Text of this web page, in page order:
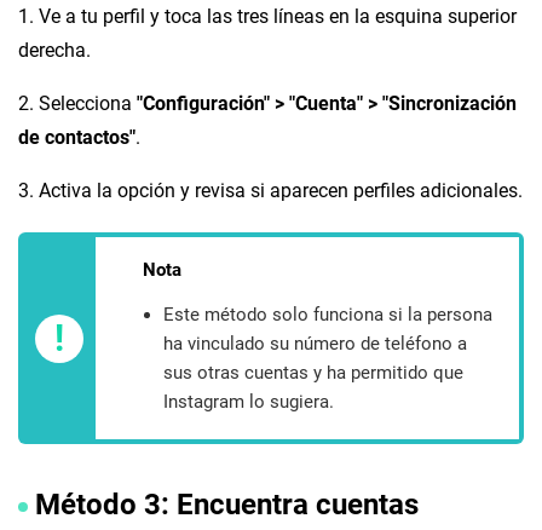
1. Ve a tu perfil y toca las tres líneas en la esquina superior
derecha.
2. Selecciona "Configuración" > "Cuenta" > "Sincronización
de contactos".
3. Activa la opción y revisa si aparecen perfiles adicionales.
!
Nota
Este método solo funciona si la persona
ha vinculado su número de teléfono a
sus otras cuentas y ha permitido que
Instagram lo sugiera.
Método 3: Encuentra cuentas